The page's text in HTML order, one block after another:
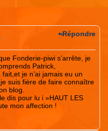
Fonderie-piwi s’arrête, je
Patrick,
fait,et je n’ai jamais eu un
suis fière de faire connaître
blog.
dis pour lu i »HAUT LES
mon affection !
Répondre